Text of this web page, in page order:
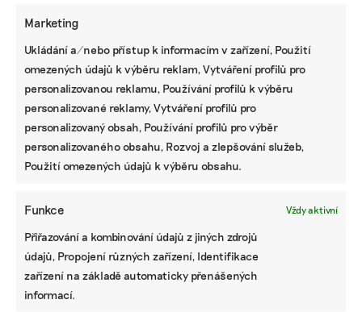
Marketing
Ukládání a/nebo přístup k informacím v zařízení, Použití
omezených údajů k výběru reklam, Vytváření profilů pro
personalizovanou reklamu, Používání profilů k výběru
personalizované reklamy, Vytváření profilů pro
personalizovaný obsah, Používání profilů pro výběr
personalizovaného obsahu, Rozvoj a zlepšování služeb,
Použití omezených údajů k výběru obsahu.
Funkce Vždy aktivní
Přiřazování a kombinování údajů z jiných zdrojů
údajů, Propojení různých zařízení, Identifikace
zařízení na základě automaticky přenášených
informací.
IRENA BUŘÍVALOVÁ
Irena prošla MF Dnes nebo ekonomickými týdeníky Euro a
Czech Business Weekly. Nejradši píše o věčných chemikáliích
v oblečení, ekologickém zemědělství, odpadech, rychlé módě
a bioplastech.
Reklama